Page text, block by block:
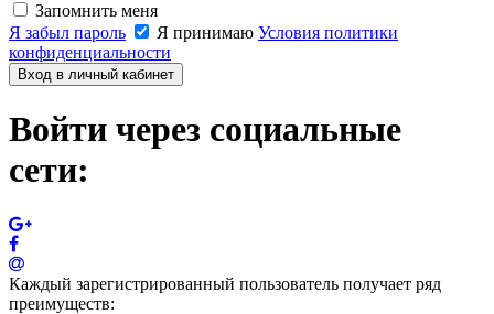
Запомнить меня
Я забыл пароль
Я принимаю Условия политики
конфиденциальности
Вход в личный кабинет
Войти через социальные
сети:
Каждый зарегистрированный пользователь получает ряд
преимуществ: